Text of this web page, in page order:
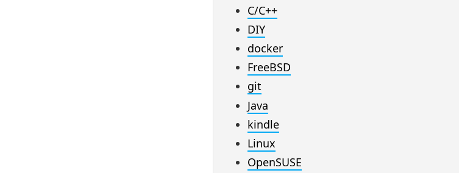
C/C++
DIY
docker
FreeBSD
git
Java
kindle
Linux
OpenSUSE